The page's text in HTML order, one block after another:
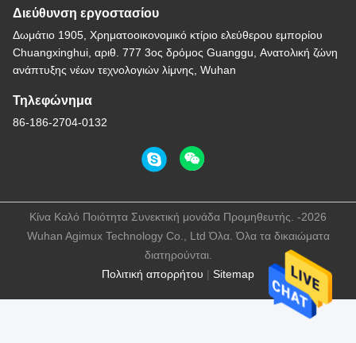
Διεύθυνση εργοστασίου
Δωμάτιο 1905, Χρηματοοικονομικό κτίριο ελεύθερου εμπορίου
Chuangxinghui, αριθ. 777 3ος δρόμος Guanggu, Ανατολική ζώνη
ανάπτυξης νέων τεχνολογιών λίμνης, Wuhan
Τηλεφώνημα
86-186-2704-0132
Πολιτική απορρήτου | Sitemap
Κίνα Καλό Ποιότητα Συνεκτική μονάδα Προμηθευτής. -2026
Wuhan Agimux Technology Co., Ltd Όλα. Όλα τα δικαιώματα
διατηρούνται.